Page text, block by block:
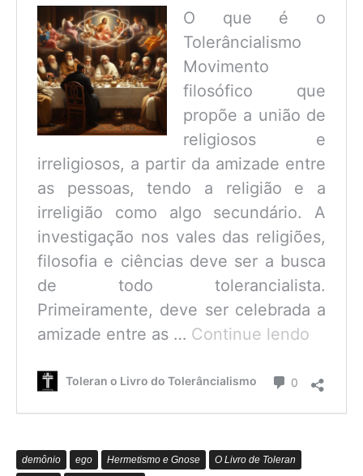
O que é o
Tolerâncialismo
Movimento
filosófico que
propõe a união de
religiosos e
irreligiosos, a partir da amizade entre
as pessoas, tendo a religião e a
irreligião como algo secundário. A
investigação nos vales das religiões,
filosofia e ciências deve ser a busca
de todo tolerancialista.
Primeiramente, deve ser celebrada a
amizade entre as … Continue lendo
é
Toleran o Livro do Tolerâncialismo 0 Comentário
demônio ego Hermetismo e Gnose
O Livro de Toleran